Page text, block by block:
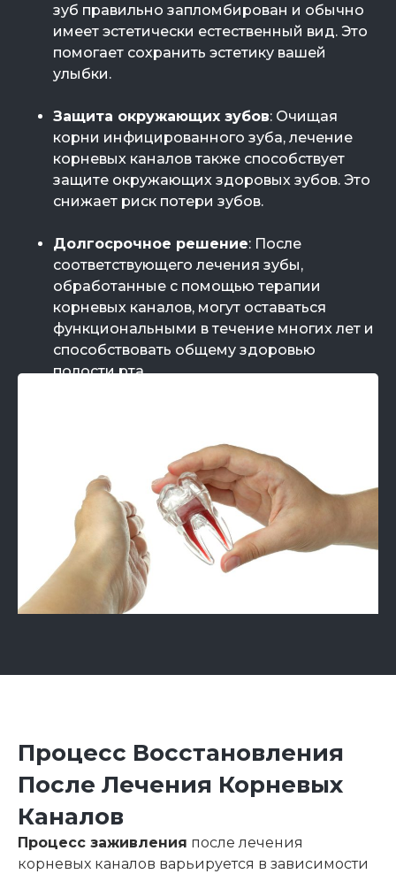
зуб правильно запломбирован и обычно
имеет эстетически естественный вид. Это
помогает сохранить эстетику вашей
улыбки.
Защита окружающих зубов: Очищая
корни инфицированного зуба, лечение
корневых каналов также способствует
защите окружающих здоровых зубов. Это
снижает риск потери зубов.
Долгосрочное решение: После
соответствующего лечения зубы,
обработанные с помощью терапии
корневых каналов, могут оставаться
функциональными в течение многих лет и
способствовать общему здоровью
полости рта.
Процесс Восстановления
После Лечения Корневых
Каналов
Процесс заживления после лечения
корневых каналов варьируется в зависимости